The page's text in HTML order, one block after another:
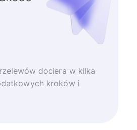
dociera w kilka
kroków i